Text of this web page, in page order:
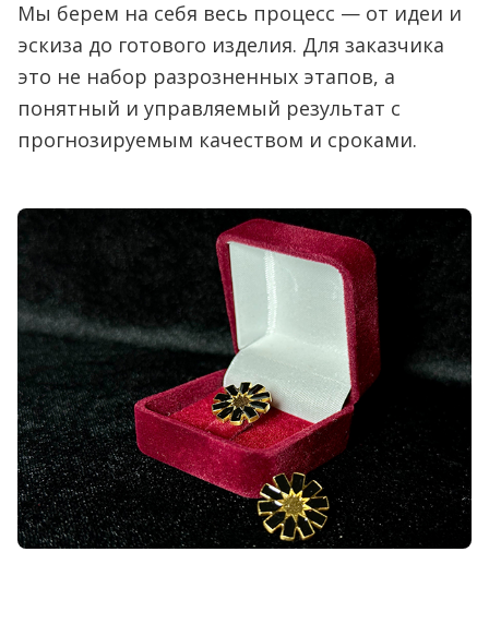
Мы берем на себя весь процесс — от идеи и
эскиза до готового изделия. Для заказчика
это не набор разрозненных этапов, а
понятный и управляемый результат с
прогнозируемым качеством и сроками.